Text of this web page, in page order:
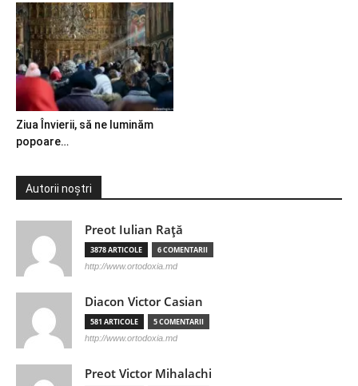
Ziua Învierii, să ne luminăm
popoare…
Autorii noștri
Preot Iulian Raţă
3878 ARTICOLE 6 COMENTARII
http://www.ortodoxia.md
Diacon Victor Casian
581 ARTICOLE 5 COMENTARII
http://www.ortodoxia.md
Preot Victor Mihalachi